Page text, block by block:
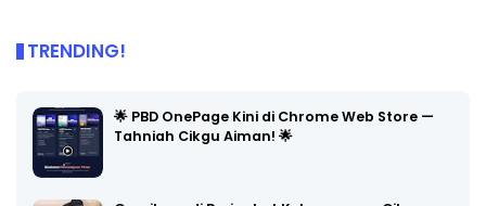
TRENDING!
🌟 PBD OnePage Kini di Chrome Web Store —
Tahniah Cikgu Aiman! 🌟